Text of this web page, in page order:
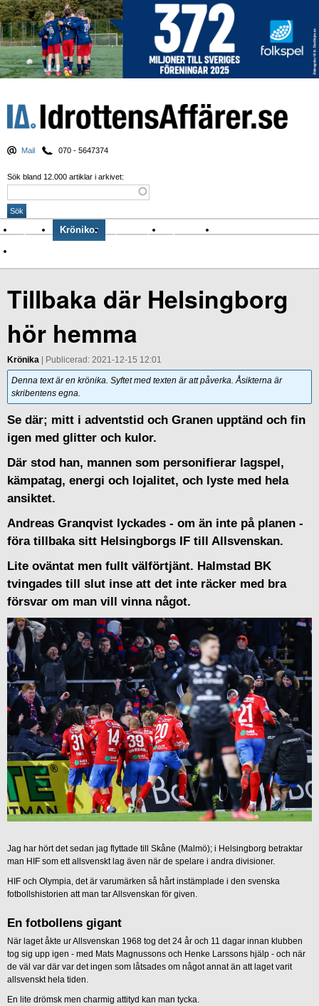
Mail 070 - 5647374
Sök bland 12.000 artiklar i arkivet:
Nyheter Krönikor Sport & spel Nyhetsbrev
Tillbaka där Helsingborg
hör hemma
Krönika | Publicerad: 2021-12-15 12:01
Denna text är en krönika. Syftet med texten är att påverka. Åsikterna är
skribentens egna.
Se där; mitt i adventstid och Granen upptänd och fin
igen med glitter och kulor.
Där stod han, mannen som personifierar lagspel,
kämpatag, energi och lojalitet, och lyste med hela
ansiktet.
Andreas Granqvist lyckades - om än inte på planen -
föra tillbaka sitt Helsingborgs IF till Allsvenskan.
Lite oväntat men fullt välförtjänt. Halmstad BK
tvingades till slut inse att det inte räcker med bra
försvar om man vill vinna något.
Jag har hört det sedan jag flyttade till Skåne (Malmö); i Helsingborg betraktar
man HIF som ett allsvenskt lag även när de spelare i andra divisioner.
HIF och Olympia, det är varumärken så hårt instämplade i den svenska
fotbollshistorien att man tar Allsvenskan för given.
En fotbollens gigant
När laget åkte ur Allsvenskan 1968 tog det 24 år och 11 dagar innan klubben
tog sig upp igen - med Mats Magnussons och Henke Larssons hjälp - och när
de väl var där var det ingen som låtsades om något annat än att laget varit
allsvenskt hela tiden.
En lite drömsk men charmig attityd kan man tycka.